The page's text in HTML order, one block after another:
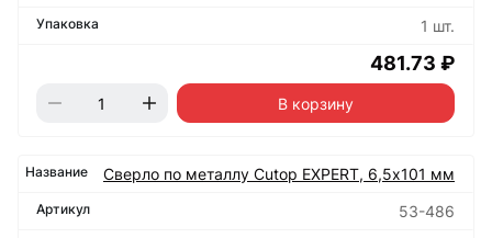
1 шт.
481.73 ₽
В корзину
Сверло по металлу Cutop EXPERT, 6,5х101 мм
53-486